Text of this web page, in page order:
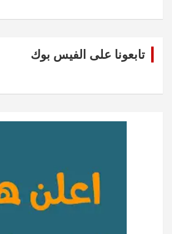
تابعونا على الفيس بوك